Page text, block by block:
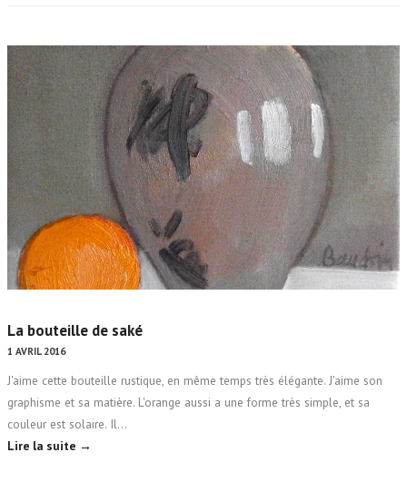
La bouteille de saké
1 AVRIL 2016
J'aime cette bouteille rustique, en même temps très élégante. J'aime son
graphisme et sa matière. L'orange aussi a une forme très simple, et sa
couleur est solaire. Il…
Lire la suite →